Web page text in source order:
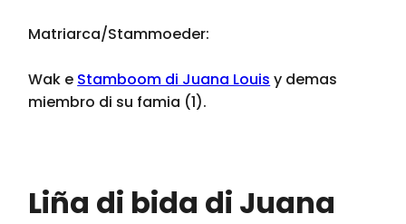
Matriarca/Stammoeder:
Wak e Stamboom di Juana Louis y demas
miembro di su famia (1).
Liña di bida di Juana